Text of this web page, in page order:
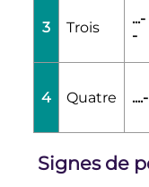
3 Trois
...-
-
4 Quatre ....-
Signes de